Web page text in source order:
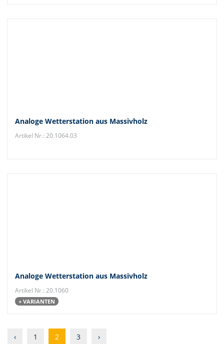
Analoge Wetterstation aus Massivholz
Artikel Nr.: 20.1064.03
Analoge Wetterstation aus Massivholz
Artikel Nr.: 20.1060
+ VARIANTEN
‹ 1 2 3 ›